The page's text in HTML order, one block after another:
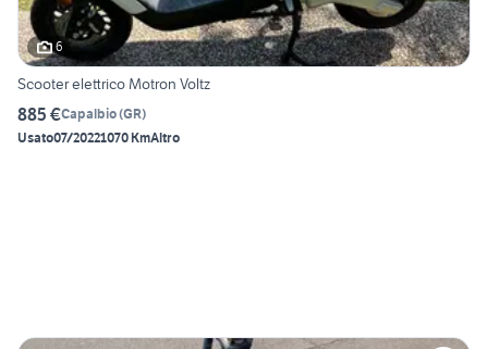
6
Scooter elettrico Motron Voltz
885 €Capalbio(GR)
Usato07/20221070 KmAltro